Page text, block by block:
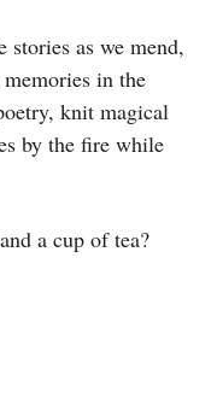
stories as we mend,
memories in the
knit magical
by the fire while
a cup of tea?